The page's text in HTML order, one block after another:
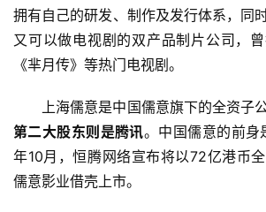
商
业
生
活
拥有自己的研发、制作及发行体系，同
又可以做电视剧的双产品制片公司，曾
《芈月传》等热门电视剧。
上海儒意是中国儒意旗下的全资子
第二大股东则是腾讯。中国儒意的前
年10月，恒腾网络宣布将以72亿港币全
儒意影业借壳上市。